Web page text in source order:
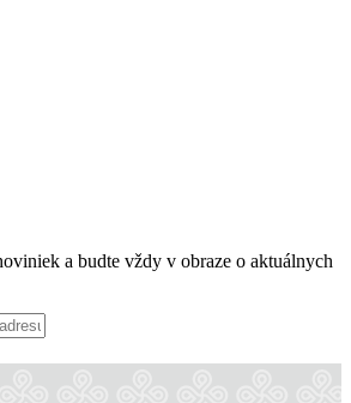
a budte vždy v obraze o aktuálnych